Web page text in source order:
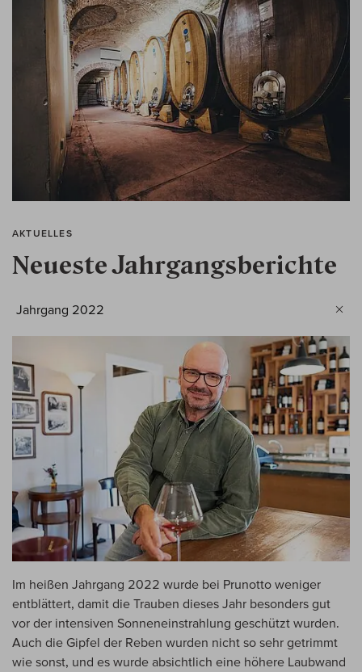
AKTUELLES
Neueste Jahrgangsberichte
Jahrgang 2022
Im heißen Jahrgang 2022 wurde bei Prunotto weniger
entblättert, damit die Trauben dieses Jahr besonders gut
vor der intensiven Sonneneinstrahlung geschützt wurden.
Auch die Gipfel der Reben wurden nicht so sehr getrimmt
wie sonst, und es wurde absichtlich eine höhere Laubwand